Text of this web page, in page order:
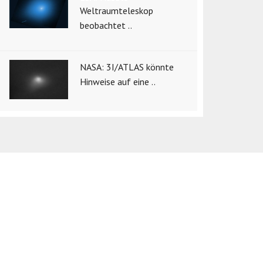
Weltraumteleskop
beobachtet ..
NASA: 3I/ATLAS könnte
Hinweise auf eine ..